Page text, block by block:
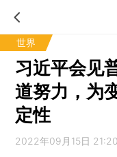
世界
习近平会见
道努力，为
定性
2022年09月15日 21:20